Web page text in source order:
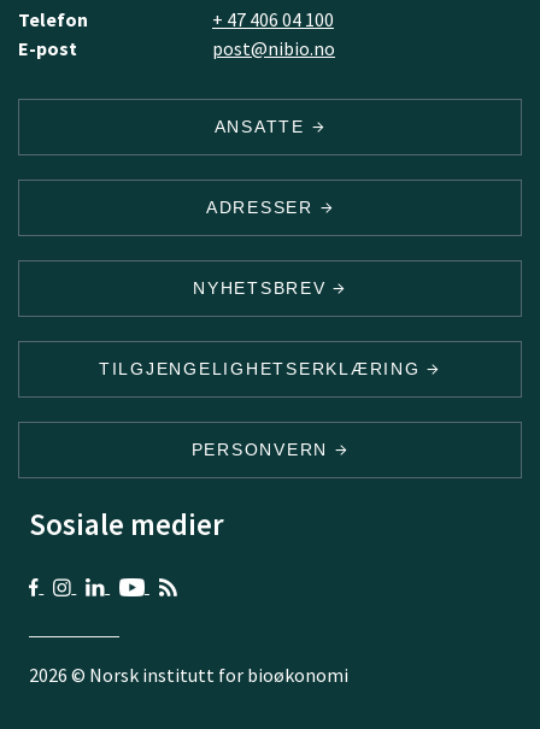
Telefon
+ 47 406 04 100
E-post
post@nibio.no
ANSATTE
ADRESSER
NYHETSBREV
TILGJENGELIGHETSERKLÆRING
PERSONVERN
Sosiale medier
2026 © Norsk institutt for bioøkonomi